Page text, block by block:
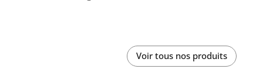
Voir tous nos produits